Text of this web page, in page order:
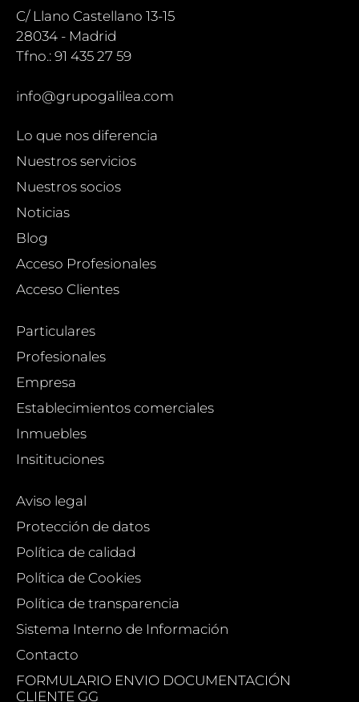
C/ Llano Castellano 13-15
28034 - Madrid
Tfno.: 91 435 27 59
info@grupogalilea.com
Lo que nos diferencia
Nuestros servicios
Nuestros socios
Noticias
Blog
Acceso Profesionales
Acceso Clientes
Particulares
Profesionales
Empresa
Establecimientos comerciales
Inmuebles
Insitituciones
Aviso legal
Protección de datos
Política de calidad
Política de Cookies
Política de transparencia
Sistema Interno de Información
Contacto
FORMULARIO ENVIO DOCUMENTACIÓN
CLIENTE GG